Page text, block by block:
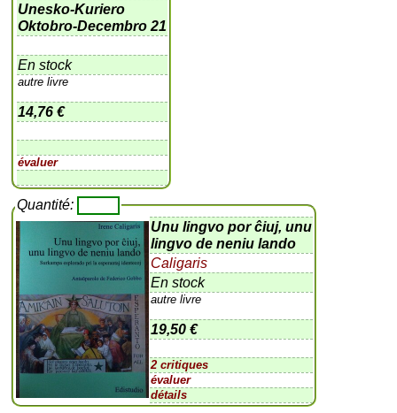
Unesko-Kuriero
Oktobro-Decembro 21
En stock
autre livre
14,76 €
évaluer
Quantité:
Unu lingvo por ĉiuj, unu
lingvo de neniu lando
Caligaris
En stock
autre livre
19,50 €
2 critiques
évaluer
détails